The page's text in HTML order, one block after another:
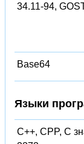
34.11-94,
Base64
Языки
C++, CPP, C